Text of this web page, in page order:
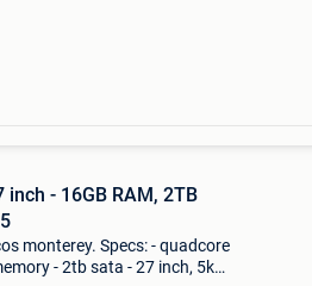
- 16GB RAM, 2TB
monterey. Specs: - quadcore
- 2tb sata - 27 inch, 5k